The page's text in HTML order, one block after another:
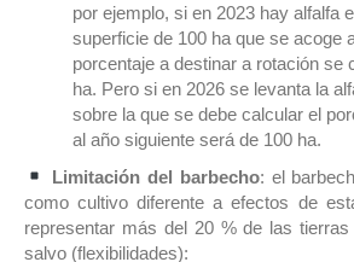
por ejemplo, si en 2023 hay alfalfa
superficie de 100 ha que se acoge
porcentaje a destinar a rotación se
ha. Pero si en 2026 se levanta la
sobre la que se debe calcular el
al año siguiente será de 100 ha.
Limitación del barbecho: el
como cultivo diferente a efectos de
representar más del 20 % de las
salvo (flexibilidades):